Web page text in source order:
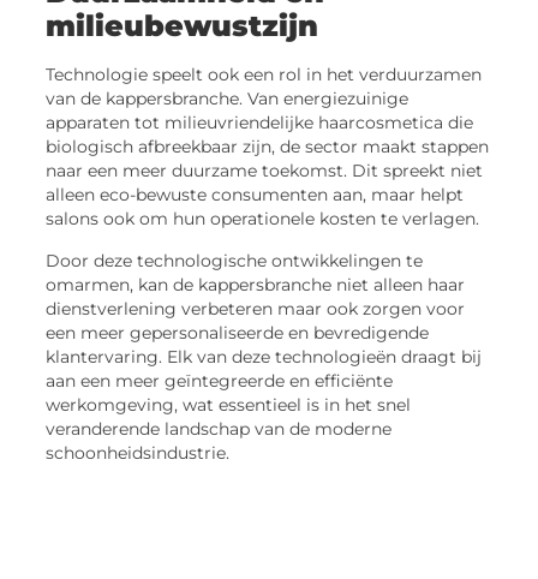
milieubewustzijn
Technologie speelt ook een rol in het verduurzamen
van de kappersbranche. Van energiezuinige
apparaten tot milieuvriendelijke haarcosmetica die
biologisch afbreekbaar zijn, de sector maakt stappen
naar een meer duurzame toekomst. Dit spreekt niet
alleen eco-bewuste consumenten aan, maar helpt
salons ook om hun operationele kosten te verlagen.
Door deze technologische ontwikkelingen te
omarmen, kan de kappersbranche niet alleen haar
dienstverlening verbeteren maar ook zorgen voor
een meer gepersonaliseerde en bevredigende
klantervaring. Elk van deze technologieën draagt bij
aan een meer geïntegreerde en efficiënte
werkomgeving, wat essentieel is in het snel
veranderende landschap van de moderne
schoonheidsindustrie.